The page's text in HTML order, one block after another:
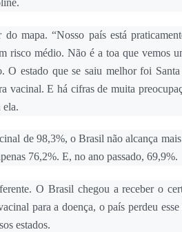
mapa. “Nosso país está
risco médio. Não é a toa que vemos
estado que se saiu melhor foi
vacinal. E há cifras de muita
ela.
de 98,3%, o Brasil não alcança
76,2%. E, no ano passado, 69,9%.
O Brasil chegou a receber o
para a doença, o país perdeu
estados.